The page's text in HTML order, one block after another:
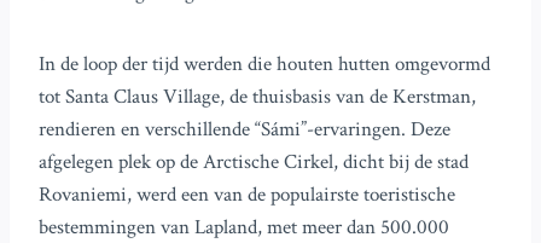
In de loop der tijd werden die houten hutten omgevormd
tot Santa Claus Village, de thuisbasis van de Kerstman,
rendieren en verschillende “Sámi”-ervaringen. Deze
afgelegen plek op de Arctische Cirkel, dicht bij de stad
Rovaniemi, werd een van de populairste toeristische
bestemmingen van Lapland, met meer dan 500.000